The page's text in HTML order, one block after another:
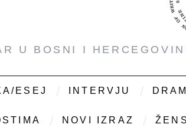
U BOSNI I
ESEJ INTERVJU
NOVI IZRAZ